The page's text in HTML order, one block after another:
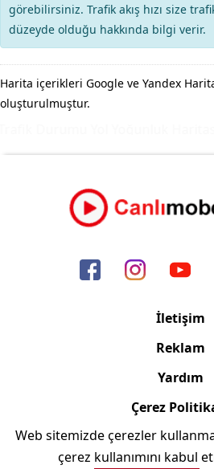
görebilirsiniz. Trafik akış hızı size trafik
düzeyde olduğu hakkında bilgi verir.
Harita içerikleri Google ve Yandex
oluşturulmuştur.
İletişim
Reklam
Yardım
Çerez
Copyright © 2006/2024
Web sitemizde çerezler
çerez kullanımını kabul